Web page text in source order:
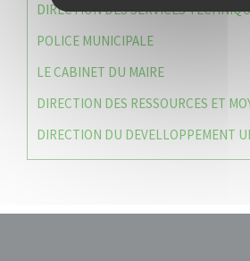
DIRECTION DES SERVICES
POLICE MUNICIPALE
LE CABINET DU MAIRE
DIRECTION DES RESSOURCES ET
DIRECTION DU DEVELLOPPEMENT